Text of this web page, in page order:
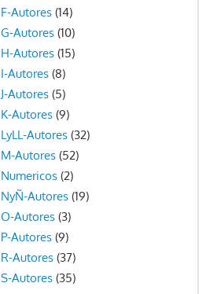
F-Autores (14)
G-Autores (10)
H-Autores (15)
I-Autores (8)
J-Autores (5)
K-Autores (9)
LyLL-Autores (32)
M-Autores (52)
Numericos (2)
NyÑ-Autores (19)
O-Autores (3)
P-Autores (9)
R-Autores (37)
S-Autores (35)